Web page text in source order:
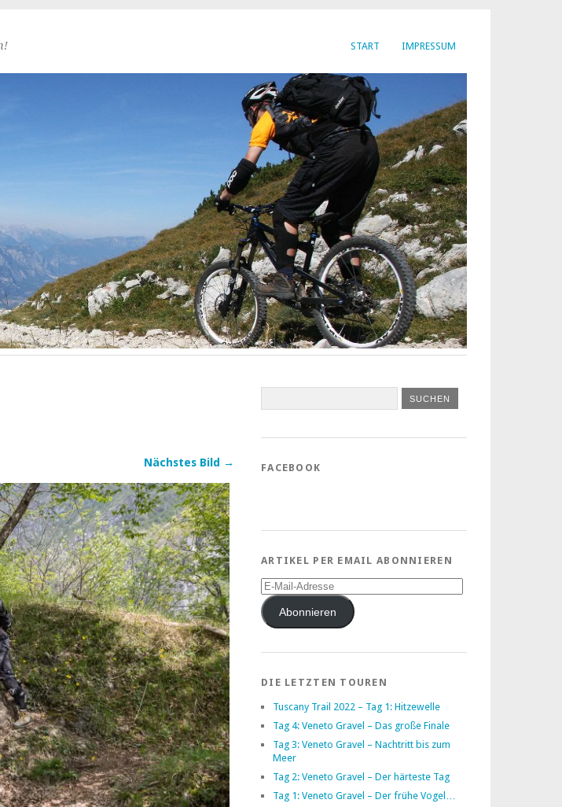
START IMPRESSUM
Nächstes Bild → FACEBOOK
ARTIKEL PER EMAIL ABONNIEREN
E-
Mail-
AdresseAbonnieren
DIE LETZTEN TOUREN
Tuscany Trail 2022 – Tag 1: Hitzewelle
Tag 4: Veneto Gravel – Das große Finale
Tag 3: Veneto Gravel – Nachtritt bis zum
Meer
Tag 2: Veneto Gravel – Der härteste Tag
Tag 1: Veneto Gravel – Der frühe Vogel…